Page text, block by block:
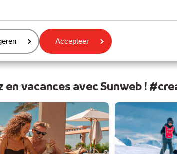
Accepteer
en vacances avec Sunweb !